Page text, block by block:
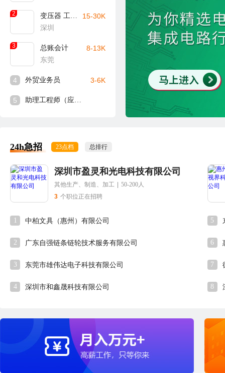
2
变压器 工艺工程师
深圳
15-30K
3
总账会计
东莞
8-13K
4 外贸业务员 3-6K
5 助理工程师（应届生可入）
24h急招 23点档 总排行
深圳市盈灵和光电科技有限公司
其他生产、制造、加工
50-200人
3 个职位正在招聘
1 中柏文具（惠州）有限公司
2 广东自强链条链轮技术服务有限公司
3 东莞市雄伟达电子科技有限公司
4 深圳市和鑫晟科技有限公司
5
6
7
8